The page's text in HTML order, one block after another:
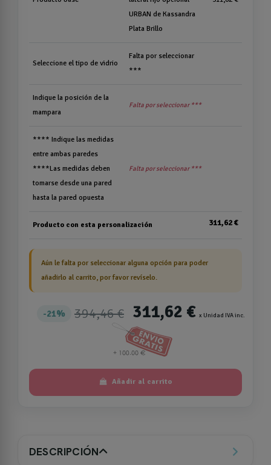
URBAN de Kassandra
Plata Brillo
Seleccione el tipo de vidrio
Falta por seleccionar
***
Indique la posición de la
mampara
Falta por seleccionar ***
**** Indique las medidas
entre ambas paredes
****Las medidas deben
tomarse desde una pared
hasta la pared opuesta
Falta por seleccionar ***
Producto con esta personalización 311,62 €
Aún le falta por seleccionar alguna opción para poder
añadirlo al carrito, por favor revíselo.
21% 394,46 € 311,62 € x Unidad IVA inc.
Añadir al carrito
DESCRIPCIÓN